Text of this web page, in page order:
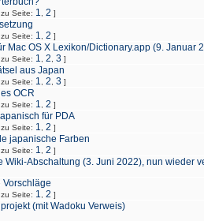
Seite: 1 2 ]
Seite: 1 2 ]
Mac OS X Lexikon/Dictionary.app (9. Januar
Seite: 1 2 3 ]
aus Japan
Seite: 1 2 3 ]
OCR
Seite: 1 2 ]
für PDA
Seite: 1 2 ]
japanische Farben
Seite: 1 2 ]
Wiki-Abschaltung (3. Juni 2022), nun wieder
Seite: 1 2 ]
(mit Wadoku Verweis)